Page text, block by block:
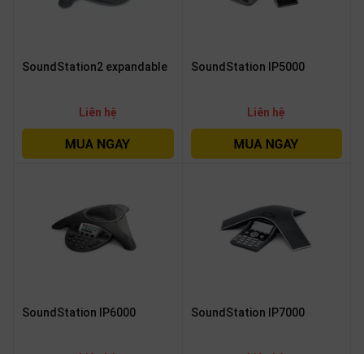
SoundStation2 expandable
Liên hệ
SoundStation IP5000
Liên hệ
SoundStation IP6000 SoundStation IP7000